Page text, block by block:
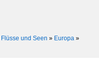
Flüsse und Seen » Europa »